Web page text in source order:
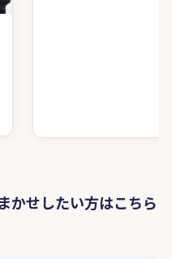
かせしたい方はこちら